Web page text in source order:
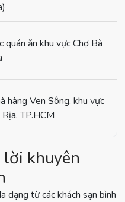
quán ăn khu vực Chợ Bà
hàng Ven Sông, khu vực
Rịa, TP.HCM
khuyên
dạng từ các khách sạn bình